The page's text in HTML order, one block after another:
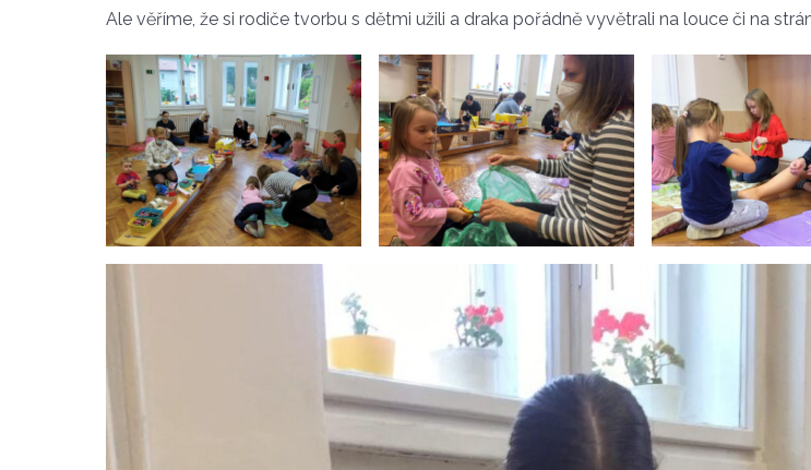
Ale věříme, že si rodiče tvorbu s dětmi užili a draka pořádně vyvětrali na louce či na